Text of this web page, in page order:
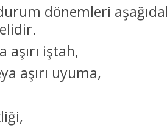
dönemleri
aşırı iştah,
aşırı uyuma,